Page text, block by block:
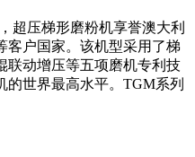
超压梯形磨粉机享誉澳大利
客户国家。该机型采用了梯
联动增压等五项磨机专利技
的世界最高水平。TGM系列